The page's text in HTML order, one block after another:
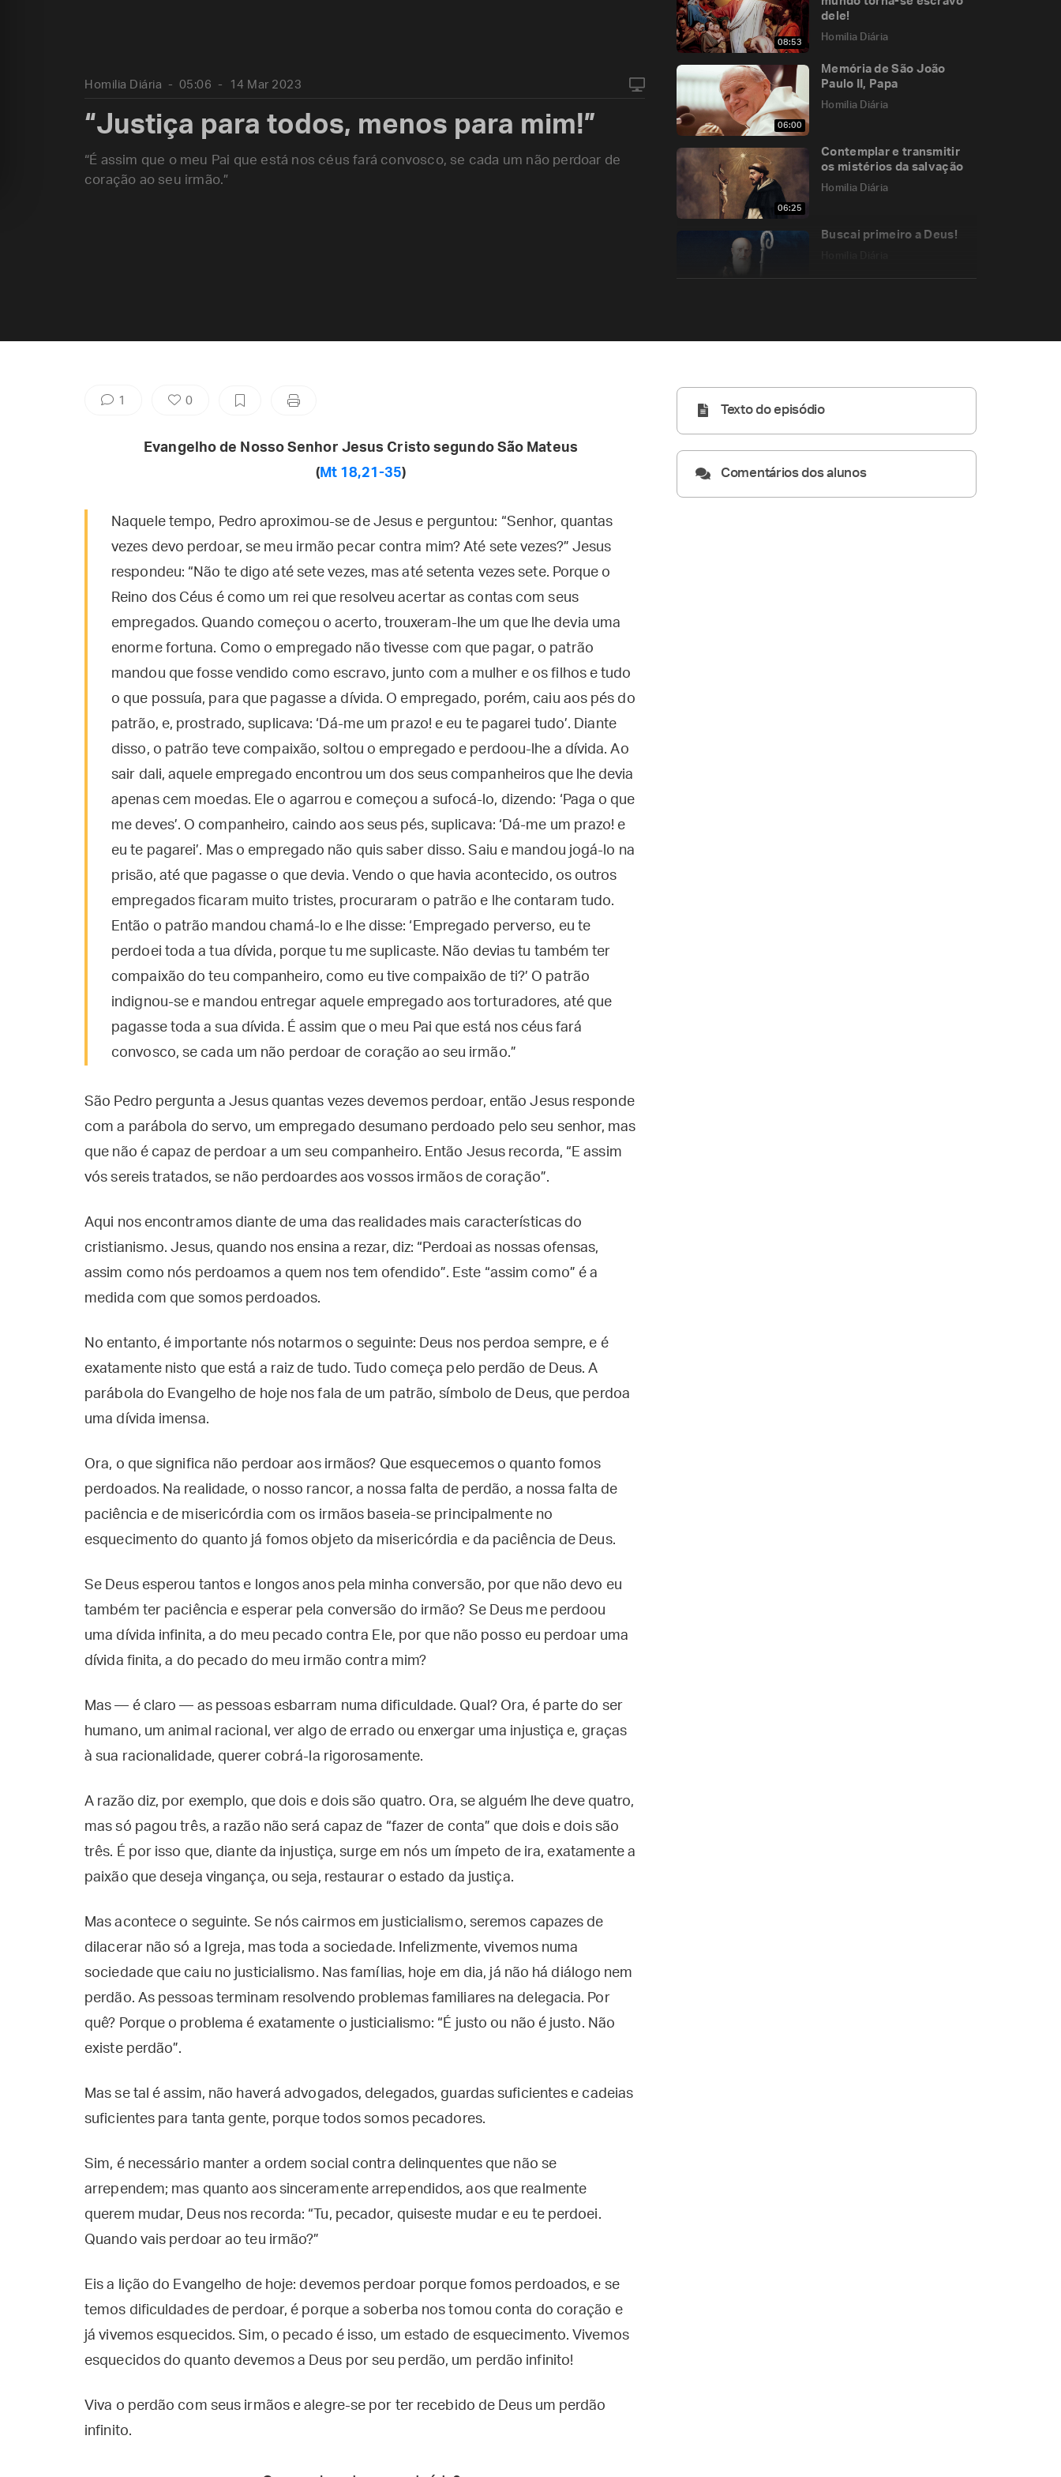
08:53
dele!
Homilia Diária
06:00
Memória de São João
Paulo II, Papa
Homilia Diária
06:25
Contemplar e transmitir
os mistérios da salvação
Homilia Diária
Buscai primeiro a Deus!
Homilia Diária
Homilia Diária 05:06 14 Mar 2023
“Justiça para todos, menos para mim!”
“É assim que o meu Pai que está nos céus fará convosco, se cada um não perdoar de
coração ao seu irmão.”
1 0
Evangelho de Nosso Senhor Jesus Cristo segundo São Mateus
(Mt 18,21-35)
Naquele tempo, Pedro aproximou-se de Jesus e perguntou: “Senhor, quantas
vezes devo perdoar, se meu irmão pecar contra mim? Até sete vezes?” Jesus
respondeu: “Não te digo até sete vezes, mas até setenta vezes sete. Porque o
Reino dos Céus é como um rei que resolveu acertar as contas com seus
empregados. Quando começou o acerto, trouxeram-lhe um que lhe devia uma
enorme fortuna. Como o empregado não tivesse com que pagar, o patrão
mandou que fosse vendido como escravo, junto com a mulher e os filhos e tudo
o que possuía, para que pagasse a dívida. O empregado, porém, caiu aos pés do
patrão, e, prostrado, suplicava: ‘Dá-me um prazo! e eu te pagarei tudo’. Diante
disso, o patrão teve compaixão, soltou o empregado e perdoou-lhe a dívida. Ao
sair dali, aquele empregado encontrou um dos seus companheiros que lhe devia
apenas cem moedas. Ele o agarrou e começou a sufocá-lo, dizendo: ‘Paga o que
me deves’. O companheiro, caindo aos seus pés, suplicava: ‘Dá-me um prazo! e
eu te pagarei’. Mas o empregado não quis saber disso. Saiu e mandou jogá-lo na
prisão, até que pagasse o que devia. Vendo o que havia acontecido, os outros
empregados ficaram muito tristes, procuraram o patrão e lhe contaram tudo.
Então o patrão mandou chamá-lo e lhe disse: ‘Empregado perverso, eu te
perdoei toda a tua dívida, porque tu me suplicaste. Não devias tu também ter
compaixão do teu companheiro, como eu tive compaixão de ti?’ O patrão
indignou-se e mandou entregar aquele empregado aos torturadores, até que
pagasse toda a sua dívida. É assim que o meu Pai que está nos céus fará
convosco, se cada um não perdoar de coração ao seu irmão.”
São Pedro pergunta a Jesus quantas vezes devemos perdoar, então Jesus responde
com a parábola do servo, um empregado desumano perdoado pelo seu senhor, mas
que não é capaz de perdoar a um seu companheiro. Então Jesus recorda, “E assim
vós sereis tratados, se não perdoardes aos vossos irmãos de coração”.
Aqui nos encontramos diante de uma das realidades mais características do
cristianismo. Jesus, quando nos ensina a rezar, diz: “Perdoai as nossas ofensas,
assim como nós perdoamos a quem nos tem ofendido”. Este “assim como” é a
medida com que somos perdoados.
No entanto, é importante nós notarmos o seguinte: Deus nos perdoa sempre, e é
exatamente nisto que está a raiz de tudo. Tudo começa pelo perdão de Deus. A
parábola do Evangelho de hoje nos fala de um patrão, símbolo de Deus, que perdoa
uma dívida imensa.
Ora, o que significa não perdoar aos irmãos? Que esquecemos o quanto fomos
perdoados. Na realidade, o nosso rancor, a nossa falta de perdão, a nossa falta de
paciência e de misericórdia com os irmãos baseia-se principalmente no
esquecimento do quanto já fomos objeto da misericórdia e da paciência de Deus.
Se Deus esperou tantos e longos anos pela minha conversão, por que não devo eu
também ter paciência e esperar pela conversão do irmão? Se Deus me perdoou
uma dívida infinita, a do meu pecado contra Ele, por que não posso eu perdoar uma
dívida finita, a do pecado do meu irmão contra mim?
Mas — é claro — as pessoas esbarram numa dificuldade. Qual? Ora, é parte do ser
humano, um animal racional, ver algo de errado ou enxergar uma injustiça e, graças
à sua racionalidade, querer cobrá-la rigorosamente.
A razão diz, por exemplo, que dois e dois são quatro. Ora, se alguém lhe deve quatro,
mas só pagou três, a razão não será capaz de “fazer de conta” que dois e dois são
três. É por isso que, diante da injustiça, surge em nós um ímpeto de ira, exatamente a
paixão que deseja vingança, ou seja, restaurar o estado da justiça.
Mas acontece o seguinte. Se nós cairmos em justicialismo, seremos capazes de
dilacerar não só a Igreja, mas toda a sociedade. Infelizmente, vivemos numa
sociedade que caiu no justicialismo. Nas famílias, hoje em dia, já não há diálogo nem
perdão. As pessoas terminam resolvendo problemas familiares na delegacia. Por
quê? Porque o problema é exatamente o justicialismo: “É justo ou não é justo. Não
existe perdão”.
Mas se tal é assim, não haverá advogados, delegados, guardas suficientes e cadeias
suficientes para tanta gente, porque todos somos pecadores.
Sim, é necessário manter a ordem social contra delinquentes que não se
arrependem; mas quanto aos sinceramente arrependidos, aos que realmente
querem mudar, Deus nos recorda: “Tu, pecador, quiseste mudar e eu te perdoei.
Quando vais perdoar ao teu irmão?”
Eis a lição do Evangelho de hoje: devemos perdoar porque fomos perdoados, e se
temos dificuldades de perdoar, é porque a soberba nos tomou conta do coração e
já vivemos esquecidos. Sim, o pecado é isso, um estado de esquecimento. Vivemos
esquecidos do quanto devemos a Deus por seu perdão, um perdão infinito!
Viva o perdão com seus irmãos e alegre-se por ter recebido de Deus um perdão
infinito.
Texto do episódio
Comentários dos alunos